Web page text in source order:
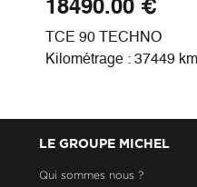
€ 18490.00
TCE 90 TECHNO
Kilométrage : 37449 km
LE GROUPE MICHEL
Qui sommes nous ?